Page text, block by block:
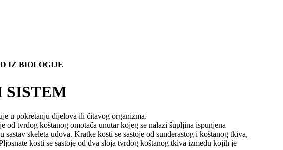
IZ BIOLOGIJE
SISTEM
u pokretanju dijelova ili čitavog organizma.
tvrdog koštanog omotača unutar kojeg se nalazi šupljina ispunjena
skeleta udova. Kratke kosti se sastoje od sunđerastog i koštanog tkiva,
kosti se sastoje od dva sloja tvrdog koštanog tkiva između kojih je